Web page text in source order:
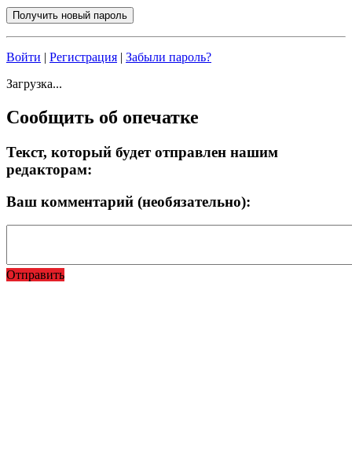
Войти | Регистрация | Забыли пароль?
Загрузка...
Сообщить об опечатке
Текст, который будет отправлен нашим
редакторам:
Ваш комментарий (необязательно):
Отправить